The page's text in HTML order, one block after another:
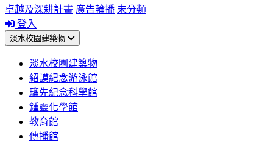
卓越及深耕計畫 廣告輪播 未分類
登入
淡水校園建築物
淡水校園建築物
紹謨紀念游泳館
騮先紀念科學館
鍾靈化學館
教育館
傳播館